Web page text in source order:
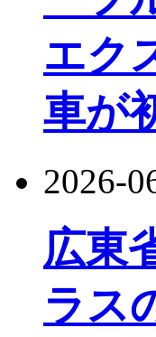
エク
車が
2026-
広東
ラス